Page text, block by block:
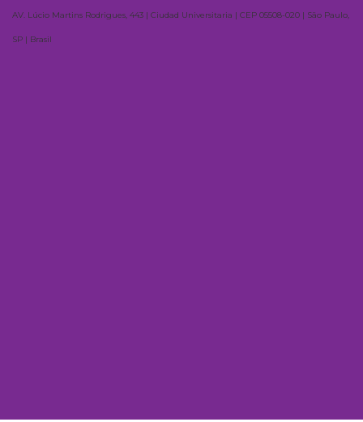
AV. Lúcio Martins Rodrigues, 443 | Ciudad Universitaria | CEP 05508-020 | São Paulo,
SP | Brasil